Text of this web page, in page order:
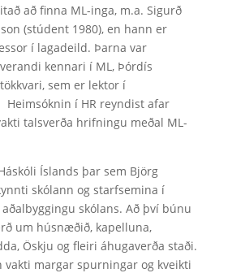
að finna ML-inga, m.a. Sigurð
(stúdent 1980), en hann er
í lagadeild. Þarna var
kennari í ML, Þórdís
sem er lektor í
í HR reyndist afar
talsverða hrifningu meðal ML-
Íslands þar sem Björg
skólann og starfsemina í
skólans. Að því búnu
um húsnæðið, kapelluna,
Öskju og fleiri áhugaverða staði.
vakti margar spurningar og kveikti